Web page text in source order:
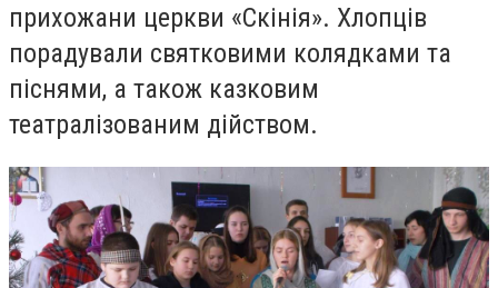
прихожани церкви «Скінія». Хлопців
порадували святковими колядками та
піснями, а також казковим
театралізованим дійством.